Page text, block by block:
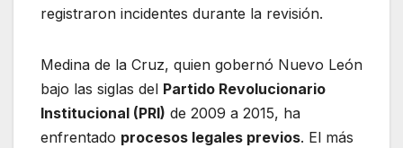
registraron incidentes durante la revisión.
Medina de la Cruz, quien gobernó Nuevo León
bajo las siglas del Partido Revolucionario
Institucional (PRI) de 2009 a 2015, ha
enfrentado procesos legales previos. El más